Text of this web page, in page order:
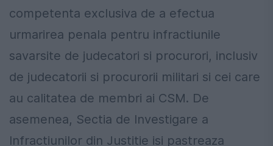
competenta exclusiva de a efectua
urmarirea penala pentru infractiunile
savarsite de judecatori si procurori, inclusiv
de judecatorii si procurorii militari si cei care
au calitatea de membri ai CSM. De
asemenea, Sectia de Investigare a
Infractiunilor din Justitie isi pastreaza